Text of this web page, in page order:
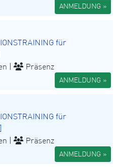
ANMELDUNG »
für
| Präsenz
ANMELDUNG »
für
| Präsenz
ANMELDUNG »